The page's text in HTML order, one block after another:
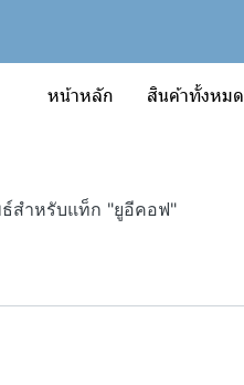
หน้าหลัก สินค้าทั้งหมด
สำหรับแท็ก "ยูอีคอฟ"